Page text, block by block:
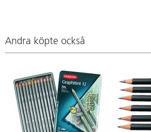
Andra köpte också